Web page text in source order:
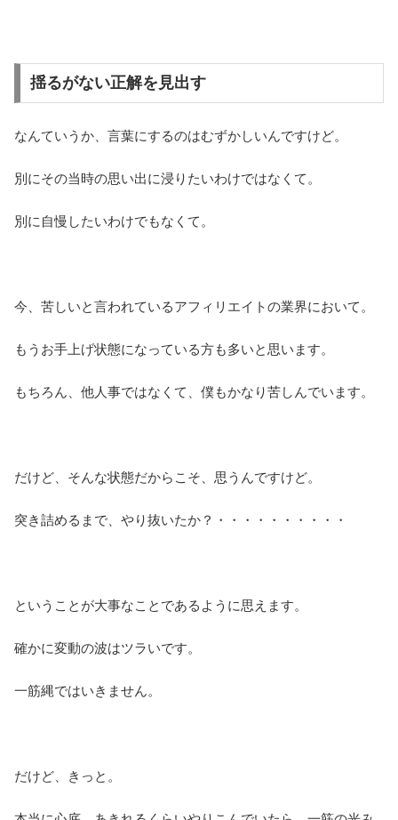
揺るがない正解を見出す
なんていうか、言葉にするのはむずかしいんですけど。
別にその当時の思い出に浸りたいわけではなくて。
別に自慢したいわけでもなくて。
今、苦しいと言われているアフィリエイトの業界において。
もうお手上げ状態になっている方も多いと思います。
もちろん、他人事ではなくて、僕もかなり苦しんでいます。
だけど、そんな状態だからこそ、思うんですけど。
突き詰めるまで、やり抜いたか？・・・・・・・・・・
ということが大事なことであるように思えます。
確かに変動の波はツラいです。
一筋縄ではいきません。
だけど、きっと。